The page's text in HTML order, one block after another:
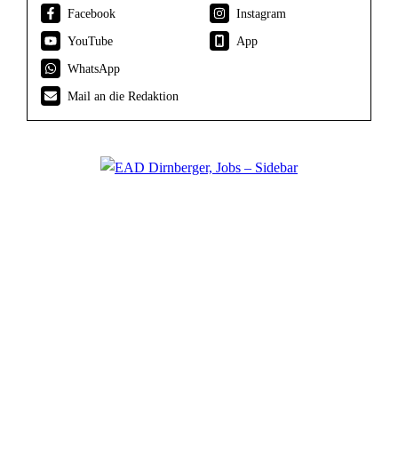
Facebook
Instagram
YouTube
App
WhatsApp
Mail an die Redaktion